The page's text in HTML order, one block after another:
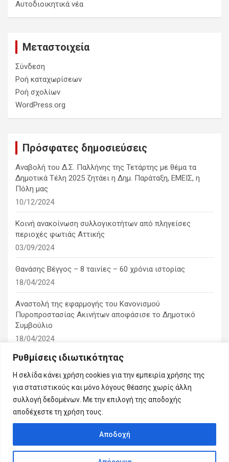
Ρυθμίσεις ιδιωτικότητας
Η σελίδα κάνει χρήση cookies για την εμπειρία χρήσης της
για στατιστικούς και μόνο λόγους θέασης χωρίς άλλη
συλλογή δεδομένων. Με την επιλογή της αποδοχής
αποδέχεστε τη χρήση τους.
Αποδοχή
Αυτοδιοικητικά νέα
Μεταστοιχεία
Σύνδεση
Ροή καταχωρίσεων
Ροή σχολίων
WordPress.org
Πρόσφατες δημοσιεύσεις
Αναβολή του Δ.Σ. Παλλήνης της Τετάρτης με θέμα τα
Δημοτικά Τέλη 2025 ζητάει η Δημ. Παράταξη, ΕΜΕΙΣ, η
Πόλη μας
10/12/2024
Κοινή ανακοίνωση συλλογικοτήτων από πληγείσες
περιοχές φωτιάς Αττικής
03/09/2024
Θανάσης Βέγγος – 8 ταινίες – 60 χρόνια ιστορίας
18/04/2024
Αναστολή της εφαρμογής του Κανονισμού
Πυροπροστασίας Ακινήτων αποφάσισε το Δημοτικό
Συμβούλιο
18/04/2024
1η ειδική συνεδρίαση λογοδοσίας του δημοτικού
συμβουλίου
10/03/2024
Copyright © 2026Εμείς η πόλη μας